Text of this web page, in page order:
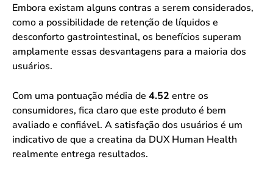
Embora existam alguns contras a serem considerados,
como a possibilidade de retenção de líquidos e
desconforto gastrointestinal, os benefícios superam
amplamente essas desvantagens para a maioria dos
usuários.
Com uma pontuação média de 4.52 entre os
consumidores, fica claro que este produto é bem
avaliado e confiável. A satisfação dos usuários é um
indicativo de que a creatina da DUX Human Health
realmente entrega resultados.